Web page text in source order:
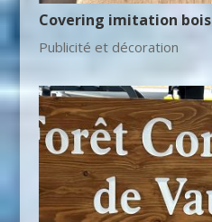
Covering imitation bois
Publicité et décoration